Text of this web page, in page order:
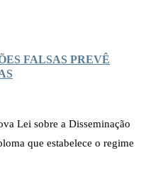
FALSAS PREVÊ
Lei sobre a Disseminação
que estabelece o regime